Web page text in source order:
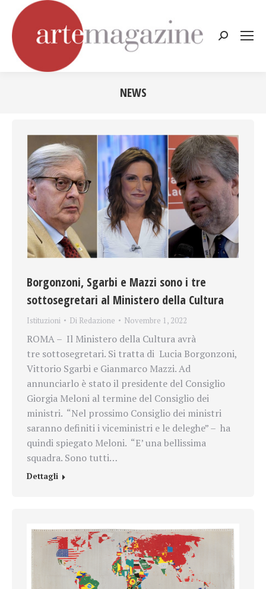
Cerca:
NEWS
Borgonzoni, Sgarbi e Mazzi sono i tre
sottosegretari al Ministero della Cultura
Istituzioni Di Redazione Novembre 1, 2022
ROMA – Il Ministero della Cultura avrà
tre sottosegretari. Si tratta di Lucia Borgonzoni,
Vittorio Sgarbi e Gianmarco Mazzi. Ad
annunciarlo è stato il presidente del Consiglio
Giorgia Meloni al termine del Consiglio dei
ministri. “Nel prossimo Consiglio dei ministri
saranno definiti i viceministri e le deleghe” – ha
quindi spiegato Meloni. “E’ una bellissima
squadra. Sono tutti…
Dettagli